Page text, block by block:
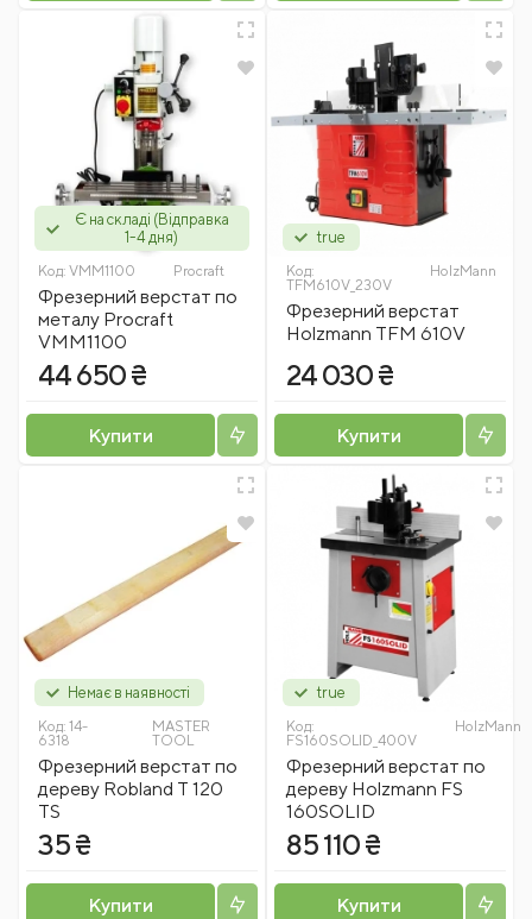
Є на складі (Відправка
1-4 дня)
Код: VMM1100 Procraft
Фрезерний верстат по
металу Procraft
VMM1100
44 650 ₴
Купити
true
Код:
TFM610V_230V
HolzMann
Фрезерний верстат
Holzmann TFM 610V
24 030 ₴
Купити
Немає в наявності
Код: 14-
6318
MASTER
TOOL
Фрезерний верстат по
дереву Robland T 120
TS
35 ₴
Купити
true
Код:
FS160SOLID_400V
HolzMann
Фрезерний верстат по
дереву Holzmann FS
160SOLID
85 110 ₴
Купити